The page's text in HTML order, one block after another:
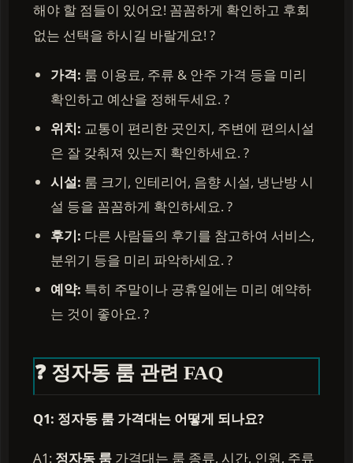
해야 할 점들이 있어요! 꼼꼼하게 확인하고 후회
없는 선택을 하시길 바랄게요! ?
가격: 룸 이용료, 주류 & 안주 가격 등을 미리
확인하고 예산을 정해두세요. ?
위치: 교통이 편리한 곳인지, 주변에 편의시설
은 잘 갖춰져 있는지 확인하세요. ?
시설: 룸 크기, 인테리어, 음향 시설, 냉난방 시
설 등을 꼼꼼하게 확인하세요. ?
후기: 다른 사람들의 후기를 참고하여 서비스,
분위기 등을 미리 파악하세요. ?
예약: 특히 주말이나 공휴일에는 미리 예약하
는 것이 좋아요. ?
❓ 정자동 룸 관련 FAQ
Q1: 정자동 룸 가격대는 어떻게 되나요?
A1: 정자동 룸 가격대는 룸 종류, 시간, 인원, 주류